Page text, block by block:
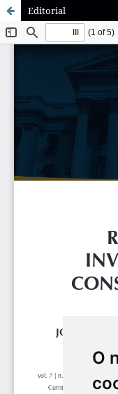
O
Editorial